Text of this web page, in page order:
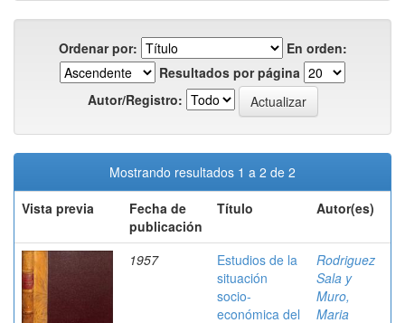
Ordenar por:
En orden:
Resultados por página
Autor/Registro:
Mostrando resultados 1 a 2 de 2
Vista previa
Fecha de
publicación
Título Autor(es)
1957
Estudios de la
situación
socio-
económica del
Rodriguez
Sala y
Muro,
Maria